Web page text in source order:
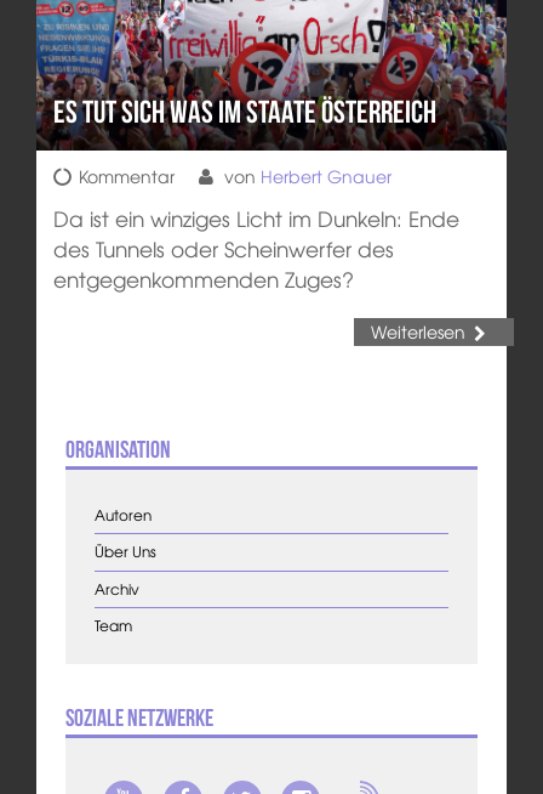
Es tut sich was im Staate Österreich
Kommentar von Herbert Gnauer
Da ist ein winziges Licht im Dunkeln: Ende
des Tunnels oder Scheinwerfer des
entgegenkommenden Zuges?
Weiterlesen
Organisation
Autoren
Über Uns
Archiv
Team
Soziale Netzwerke